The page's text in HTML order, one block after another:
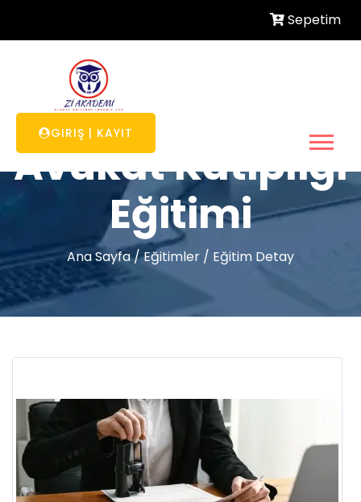
Sepetim
GIRIŞ | KAYIT
Avukat Katipliği
Eğitimi
Ana Sayfa/Eğitimler / Eğitim Detay